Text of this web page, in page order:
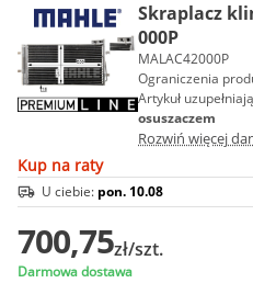
Skraplacz
000P
MALAC42000P
Ograniczenia
Artykuł
osuszaczem
Rozwiń więcej
Kup na raty
U ciebie: pon. 10.08
700,75zł/szt.
Darmowa dostawa